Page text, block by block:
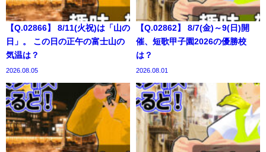
【Q.02866】 8/11(火祝)は「山の
日」。 この日の正午の富士山の
気温は？
2026.08.05
【Q.02862】 8/7(金)～9(日)開
催、短歌甲子園2026の優勝校
は？
2026.08.01